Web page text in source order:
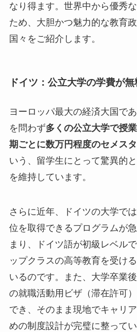
なり得ます。世界中から優秀
ため、大胆かつ魅力的な教育
国々をご紹介します。
ドイツ：公立大学の学費が無
ヨーロッパ最大の経済大国で
を問わず多くの公立大学で授
期ごとに数万円程度のセメスタ
いう、留学生にとって驚異的
を維持しています。
さらに近年、ドイツの大学で
位を取得できるプログラムが
まり、ドイツ語が初級レベル
ップクラスの高等教育を受け
いるのです。また、大学卒業
の就職活動用ビザ（滞在許可
でき、そのまま現地でキャリ
めの制度設計が完璧に整って